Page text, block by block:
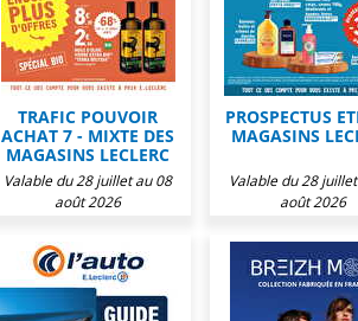
TRAFIC POUVOIR
ACHAT 7 - MIXTE DES
MAGASINS LECLERC
Valable du 28 juillet au 08
août 2026
PROSPECTUS
MAGASINS
Valable du 28
août 2026